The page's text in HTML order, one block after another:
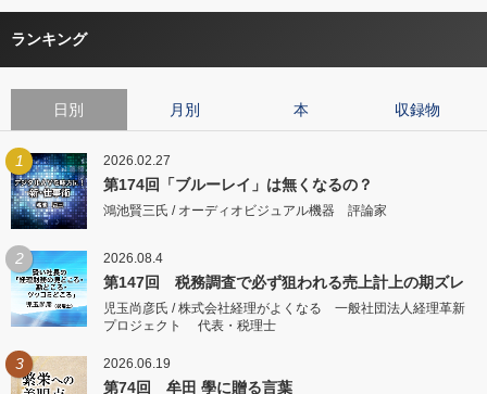
ランキング
日別 月別 本 収録物
1 2026.02.27
第174回「ブルーレイ」は無くなるの？
鴻池賢三氏 / オーディオビジュアル機器 評論家
2 2026.08.4
第147回 税務調査で必ず狙われる売上計上の期ズレ
児玉尚彦氏 / 株式会社経理がよくなる 一般社団法人経理革新
プロジェクト 代表・税理士
3 2026.06.19
第74回 牟田 學に贈る言葉